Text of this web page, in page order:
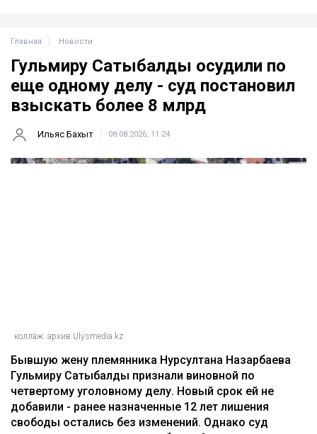
Главная Новости
Гульмиру Сатыбалды осудили по
еще одному делу - суд постановил
взыскать более 8 млрд
Ильяс Бахыт 08.08.2026, 11:24
коллаж: архив Ulysmedia.kz
Бывшую жену племянника Нурсултана Назарбаева
Гульмиру Сатыбалды признали виновной по
четвертому уголовному делу. Новый срок ей не
добавили - ранее назначенные 12 лет лишения
свободы остались без изменений. Однако суд